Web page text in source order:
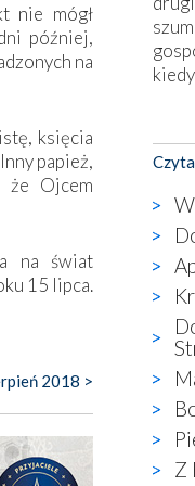
nie mógł
później,
na
księcia
papież,
że Ojcem
na świat
15 lipca.
2018 >
co
Z